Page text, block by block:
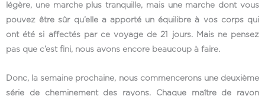
légère, une marche plus tranquille, mais une marche dont vous
pouvez être sûr qu’elle a apporté un équilibre à vos corps qui
ont été si affectés par ce voyage de 21 jours. Mais ne pensez
pas que c’est fini, nous avons encore beaucoup à faire.
Donc, la semaine prochaine, nous commencerons une deuxième
série de cheminement des rayons. Chaque maître de rayon